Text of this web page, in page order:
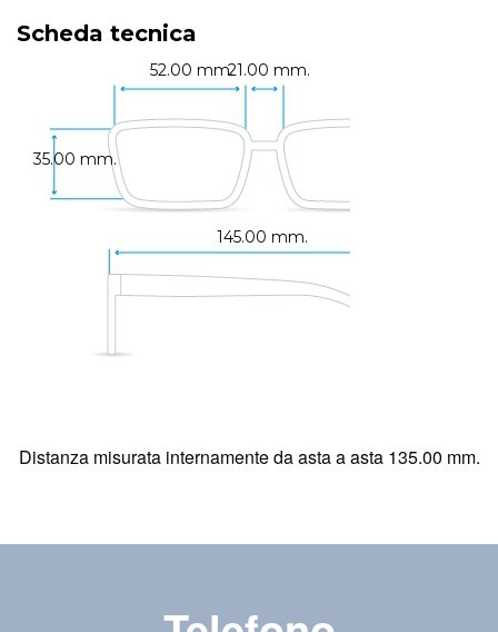
Scheda tecnica
52.00 mm.21.00 mm.
145.00 mm.
35.00 mm.
Distanza misurata internamente da asta a asta 135.00 mm.